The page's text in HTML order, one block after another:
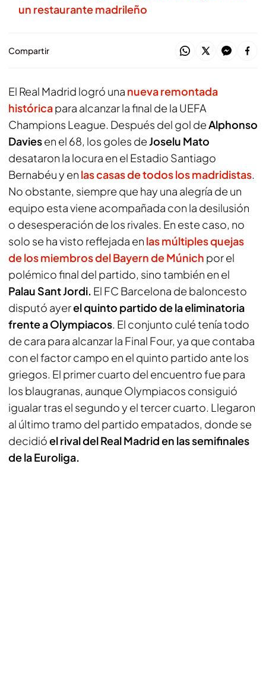
un restaurante madrileño
Compartir
El Real Madrid logró una nueva remontada
históricapara alcanzar la final de la UEFA
Champions League. Después del gol deAlphonso
Daviesen el 68, los goles deJoselu Mato
desataron la locura en el Estadio Santiago
Bernabéu y en las casas de todos los madridistas.
No obstante, siempre que hay una alegría de un
equipo esta viene acompañada con la desilusión
o desesperación de los rivales. En este caso, no
solo se ha visto reflejada en las múltiples quejas
de los miembros del Bayern de Múnich por el
polémico final del partido, sino también en el
Palau Sant Jordi. El FC Barcelona de baloncesto
disputó ayerel quinto partido de la eliminatoria
frente a Olympiacos. El conjunto culé tenía todo
de cara para alcanzar la Final Four, ya que contaba
con el factor campo en el quinto partido ante los
griegos. El primer cuarto del encuentro fue para
los blaugranas, aunque Olympiacos consiguió
igualar tras el segundo y el tercer cuarto. Llegaron
al último tramo del partido empatados, donde se
decidióel rival del Real Madrid en las semifinales
de la Euroliga.